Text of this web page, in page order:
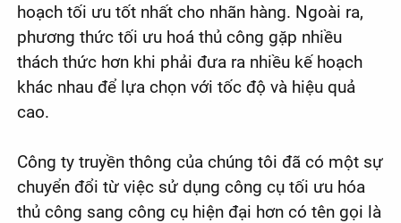
hoạch tối ưu tốt nhất cho nhãn hàng. Ngoài ra,
phương thức tối ưu hoá thủ công gặp nhiều
thách thức hơn khi phải đưa ra nhiều kế hoạch
khác nhau để lựa chọn với tốc độ và hiệu quả
cao.
Công ty truyền thông của chúng tôi đã có một sự
chuyển đổi từ việc sử dụng công cụ tối ưu hóa
thủ công sang công cụ hiện đại hơn có tên gọi là